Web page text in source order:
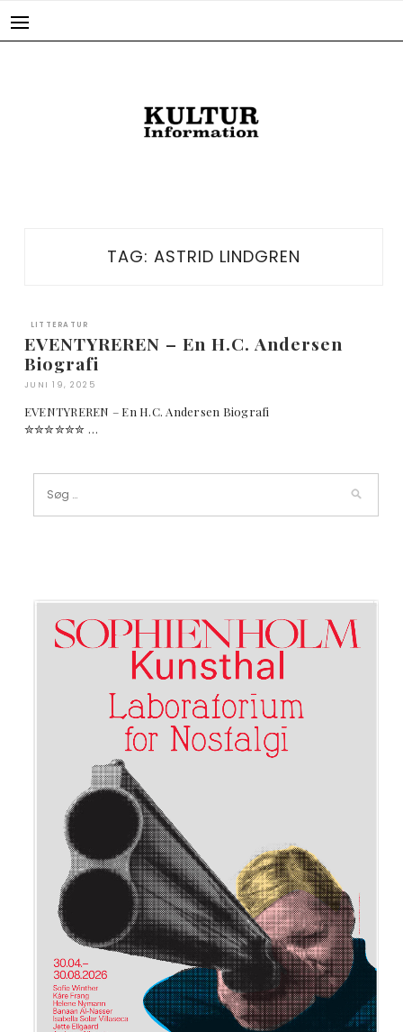
TAG: ASTRID LINDGREN
LITTERATUR
EVENTYREREN – En H.C. Andersen
Biografi
JUNI 19, 2025
EVENTYREREN – En H.C. Andersen Biografi
✮✮✮✮✮✮ …